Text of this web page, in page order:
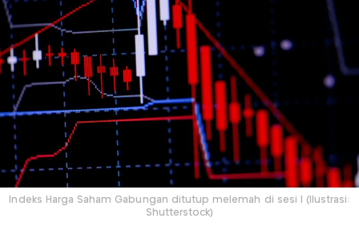
Indeks Harga Saham Gabungan ditutup melemah di sesi I (Ilustrasi:
Shutterstock)